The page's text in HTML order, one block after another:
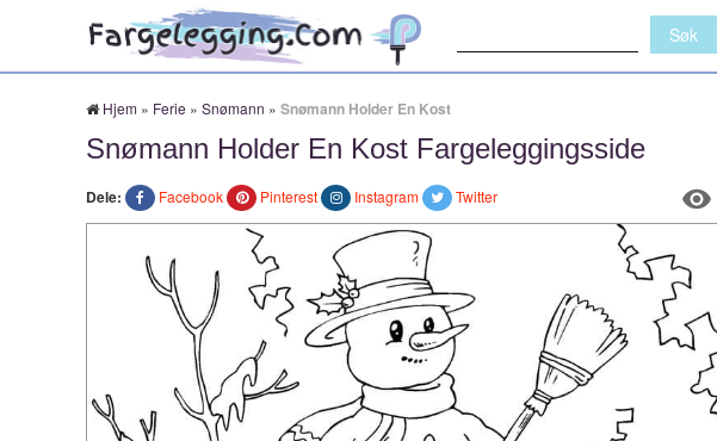
Hjem » Ferie » Snømann » Snømann Holder En Kost
Snømann Holder En Kost Fargeleggingsside
Dele: Facebook Pinterest Instagram Twitter